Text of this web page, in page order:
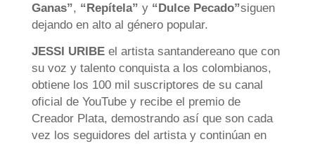
Ganas”, “Repítela” y “Dulce Pecado”siguen
dejando en alto al género popular.
JESSI URIBEel artista santandereano que con
su voz y talento conquista a los colombianos,
obtiene los 100 mil suscriptores de su canal
oficial de YouTube y recibe el premio de
Creador Plata, demostrando así que son cada
vez los seguidores del artista y continúan en